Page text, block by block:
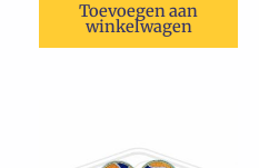
Toevoegen aan
winkelwagen